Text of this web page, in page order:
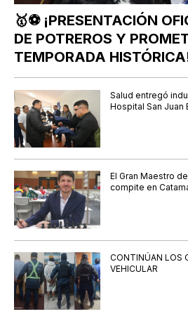
🥇⚽ ¡PRESENTACIÓN
DE POTREROS Y
TEMPORADA
Salud entregó
Hospital San Juan
El Gran Maestro
compite en
CONTINÚAN LOS
VEHICULAR